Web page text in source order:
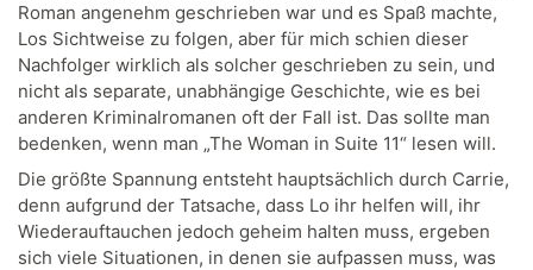
Roman angenehm geschrieben war und es Spaß machte,
Los Sichtweise zu folgen, aber für mich schien dieser
Nachfolger wirklich als solcher geschrieben zu sein, und
nicht als separate, unabhängige Geschichte, wie es bei
anderen Kriminalromanen oft der Fall ist. Das sollte man
bedenken, wenn man „The Woman in Suite 11“ lesen will.
Die größte Spannung entsteht hauptsächlich durch Carrie,
denn aufgrund der Tatsache, dass Lo ihr helfen will, ihr
Wiederauftauchen jedoch geheim halten muss, ergeben
sich viele Situationen, in denen sie aufpassen muss, was